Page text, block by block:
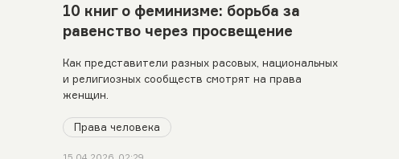
10 книг о феминизме: борьба за
равенство через просвещение
Как представители разных расовых, национальных
и религиозных сообществ смотрят на права
женщин.
Права человека